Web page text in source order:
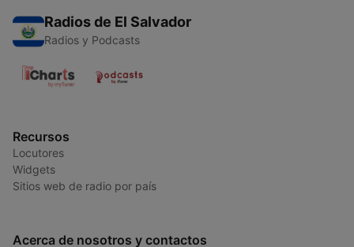
Radios de El Salvador
Radios y Podcasts
Recursos
Locutores
Widgets
Sitios web de radio por país
Acerca de nosotros y contactos